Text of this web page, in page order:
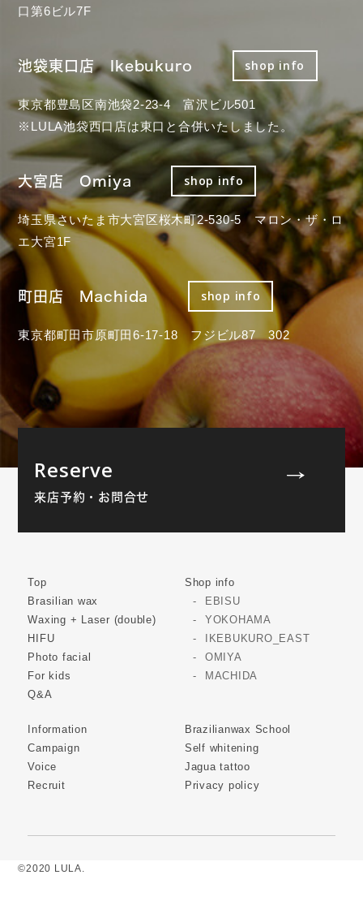
口第6ビル7F
池袋東口店 Ikebukuro shop info
東京都豊島区南池袋2-23-4 富沢ビル501
※LULA池袋西口店は東口と合併いたしました。
大宮店 Omiya shop info
埼玉県さいたま市大宮区桜木町2-530-5 マロン・ザ・ロ
エ大宮1F
町田店 Machida shop info
東京都町田市原町田6-17-18 フジビル87 302
Reserve
来店予約・お問合せ
Top
Brasilian wax
Waxing + Laser (double)
HIFU
Photo facial
For kids
Q&A
Shop info
EBISU
YOKOHAMA
IKEBUKURO_EAST
OMIYA
MACHIDA
Information
Campaign
Voice
Recruit
Brazilianwax School
Self whitening
Jagua tattoo
Privacy policy
©2020 LULA.